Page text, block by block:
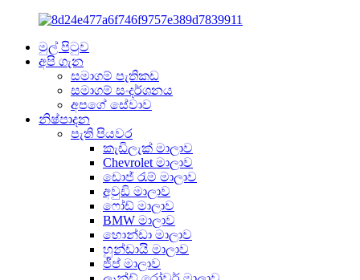
මුල් පිටුව
අපි ගැන
සමාගම් පැතිකඩ
සමාගම් සංදර්ශනය
අපගේ සේවාව
නිෂ්පාදන
පැති පියවර
කැඩිලැක් මාලාව
Chevrolet මාලාව
ඩොජ් රැම් මාලාව
අවුඩි මාලාව
ෆෝඩ් මාලාව
BMW මාලාව
හොන්ඩා මාලාව
හුන්ඩායි මාලාව
ජීප් මාලාව